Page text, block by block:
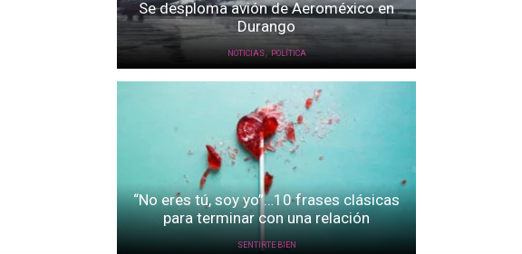
Se desploma avión de Aeroméxico en
Durango
NOTICIAS,POLÍTICA
“No eres tú, soy yo”…10 frases clásicas
para terminar con una relación
SENTIRTE BIEN